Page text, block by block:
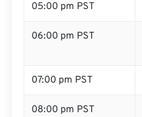
05:00 pm PST
06:00 pm PST
07:00 pm PST
08:00 pm PST